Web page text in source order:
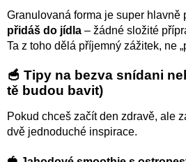
Granulovaná forma je super hlavně
přidáš do jídla – žádné složité
Ta z toho dělá příjemný zážitek, ne
🥣 Tipy na bezva snídani
tě budou bavit)
Pokud chceš začít den zdravě, ale
dvě jednoduché inspirace.